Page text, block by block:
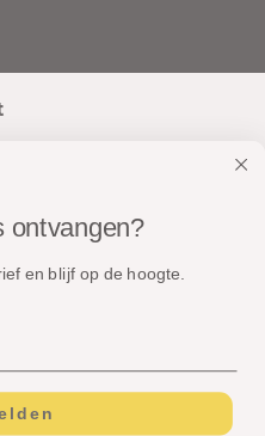
met
B.V.
ontvangen?
en blijf op de hoogte.